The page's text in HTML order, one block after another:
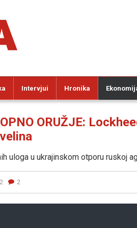
Intervjui Hronika
ORUŽJE:
uloga u ukrajinskom otporu ruskoj
2